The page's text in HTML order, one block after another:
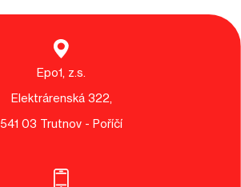
Epo1, z.s.
Elektrárenská 322,
541 03 Trutnov - Poříčí